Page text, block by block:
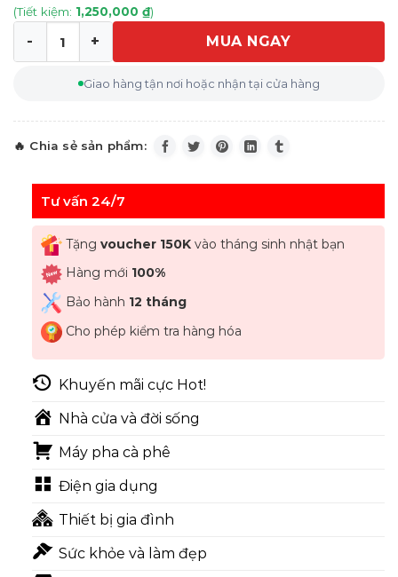
(Tiết kiệm: 1,250,000 ₫)
Máy xay thịt Bosch MFW3502W số lượng
MUA NGAY
Giao hàng tận nơi hoặc nhận tại cửa hàng
Tư vấn 24/7
Tặng voucher 150Kvào tháng sinh nhật bạn
Hàng mới 100%
Bảo hành 12 tháng
Cho phép kiểm tra hàng hóa
Khuyến mãi cực Hot!
Nhà cửa và đời sống
Máy pha cà phê
Điện gia dụng
Thiết bị gia đình
Sức khỏe và làm đẹp